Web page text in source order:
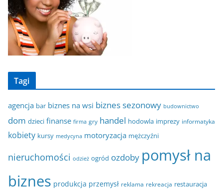
Tagi
agencja bar biznes na wsi biznes sezonowy budownictwo
dom dzieci finanse firma gry handel hodowla imprezy informatyka
kobiety kursy medycyna motoryzacja mężczyźni
nieruchomości odzież ogród ozdoby pomysł na
biznes produkcja przemysł reklama rekreacja restauracja